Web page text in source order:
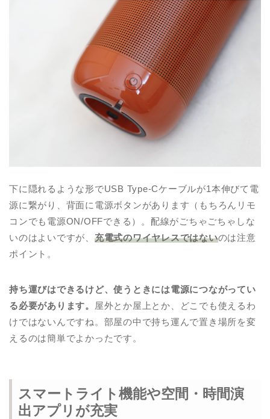
下に隠れるような形でUSB Type-Cケーブルが1本伸びて電
源に繋がり、背面に電源ボタンがあります（もちろんリモ
コンでも電源ON/OFFできる）。配線がごちゃごちゃしな
いのはよいですが、 充電式のワイヤレスではないのは注意
ポイント。
持ち運びはできるけど、使うときには電源につながってい
る必要があります。
屋外とか屋上とか、どこでも使えるわ
けではないんですね。部屋の中で持ち運んで置き場所を変
えるのは簡単でよかったです。
スマートライト機能や空間・時間演
出アプリが充実